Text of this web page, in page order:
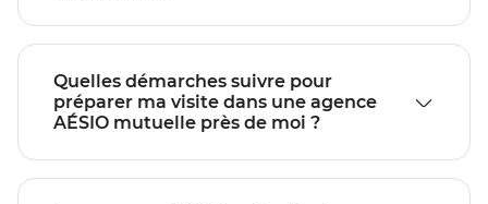
Quelles démarches suivre pour
préparer ma visite dans une agence
AÉSIO mutuelle près de moi ?